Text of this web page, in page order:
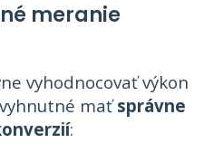
meranie
vyhodnocovať výkon
maťsprávne
: